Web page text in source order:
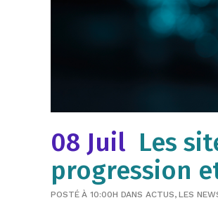
08 Juil
Les
progression
POSTÉ À 10:00H DANSACTUS,LES